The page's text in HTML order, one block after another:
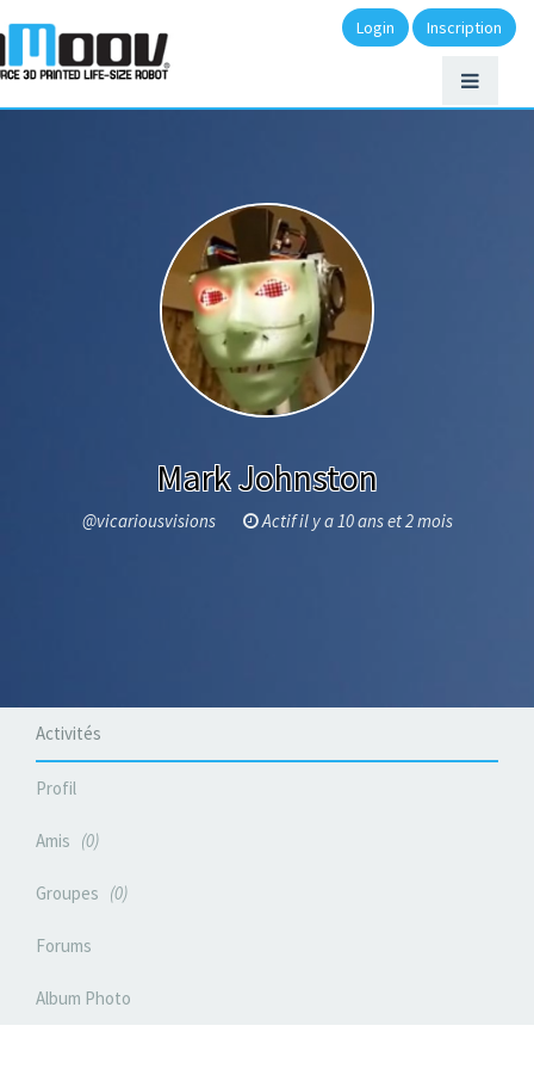
Login Inscription
Mark Johnston
@vicariousvisions Actif il y a 10 ans et 2 mois
Activités
Profil
Amis 0
Groupes 0
Forums
Album Photo